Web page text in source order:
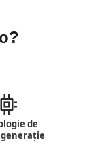
de